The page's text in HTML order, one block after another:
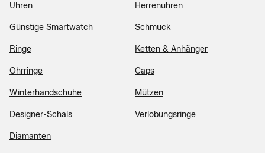
Uhren Herrenuhren
Günstige Smartwatch Schmuck
Ringe Ketten & Anhänger
Ohrringe Caps
Winterhandschuhe Mützen
Designer-Schals Verlobungsringe
Diamanten